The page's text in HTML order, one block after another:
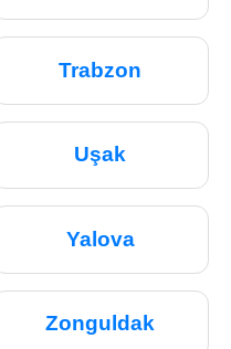
Trabzon
Uşak
Yalova
Zonguldak